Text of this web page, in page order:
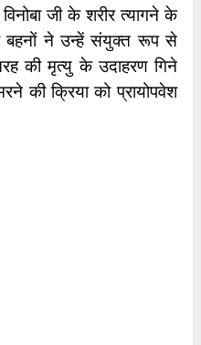
जी के शरीर त्यागने के
बहनों ने उन्हें संयुक्त रूप से
की मृत्यु के उदाहरण गिने
की क्रिया को प्रायोपवेश